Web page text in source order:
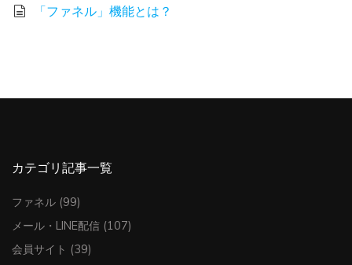
「ファネル」機能とは？
カテゴリ記事一覧
ファネル (99)
メール・LINE配信 (107)
会員サイト (39)